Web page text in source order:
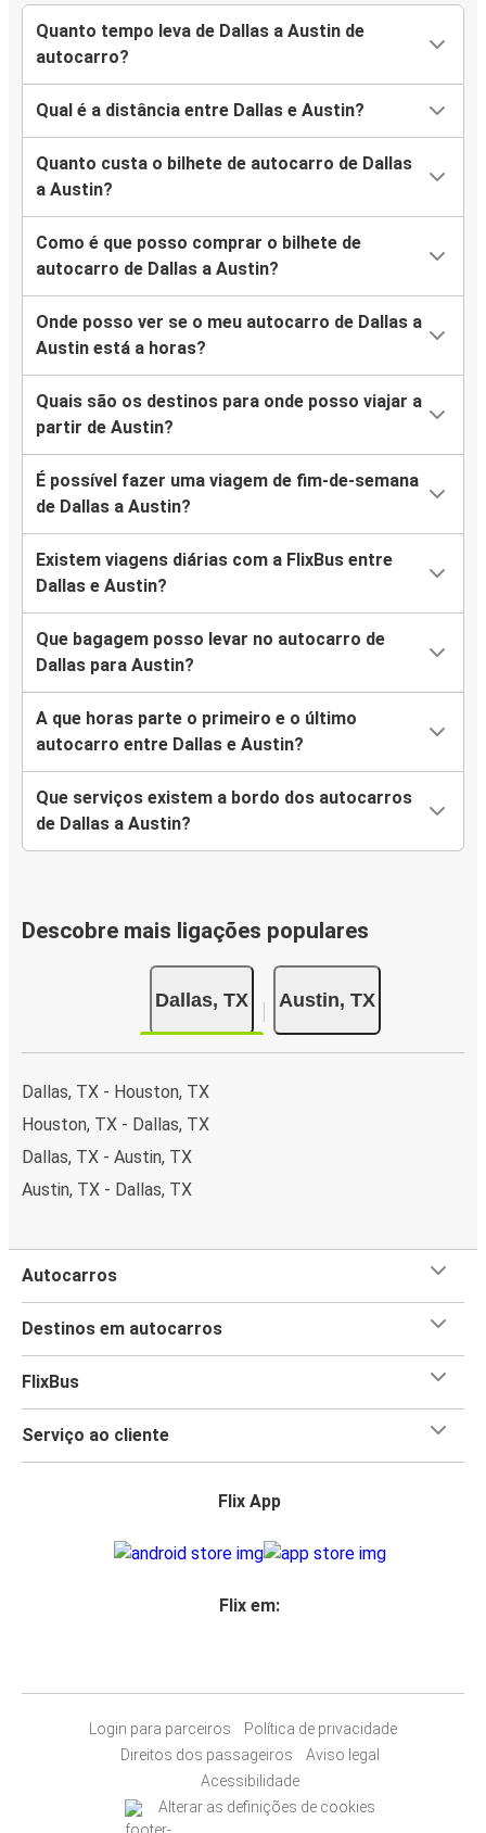
Quanto tempo leva de Dallas a Austin de
autocarro?
Qual é a distância entre Dallas e Austin?
Quanto custa o bilhete de autocarro de Dallas
a Austin?
Como é que posso comprar o bilhete de
autocarro de Dallas a Austin?
Onde posso ver se o meu autocarro de Dallas a
Austin está a horas?
Quais são os destinos para onde posso viajar a
partir de Austin?
É possível fazer uma viagem de fim-de-semana
de Dallas a Austin?
Existem viagens diárias com a FlixBus entre
Dallas e Austin?
Que bagagem posso levar no autocarro de
Dallas para Austin?
A que horas parte o primeiro e o último
autocarro entre Dallas e Austin?
Que serviços existem a bordo dos autocarros
de Dallas a Austin?
Descobre mais ligações populares
Dallas, TX Austin, TX
Dallas, TX - Houston, TX
Houston, TX - Dallas, TX
Dallas, TX - Austin, TX
Austin, TX - Dallas, TX
Autocarros
Destinos em autocarros
FlixBus
Serviço ao cliente
Flix App
Flix em:
Login para parceiros
Política de privacidade
Direitos dos passageiros
Aviso legal
Acessibilidade
Alterar as definições de cookies